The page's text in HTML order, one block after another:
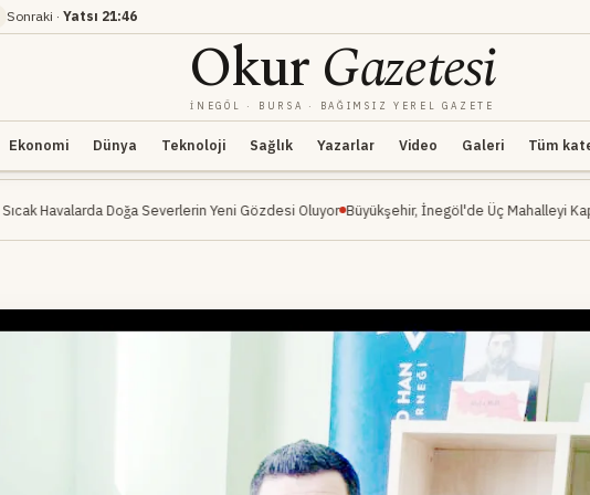
Sonraki · Yatsı 21:46
OkurGazetesi
İNEGÖL · BURSA · BAĞIMSIZ YEREL GAZETE
Ekonomi Dünya Teknoloji Sağlık Yazarlar Video Galeri Tüm
Doğa Severlerin Yeni Gözdesi Oluyor Büyükşehir, İnegöl'de Üç Mahalleyi Kapsayan Ulaşım